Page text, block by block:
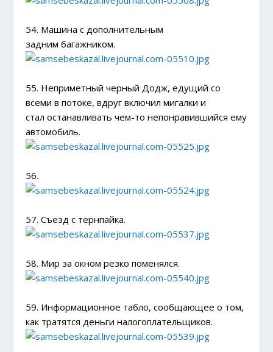
54. Машина с дополнительным
задним багажником.
55. Неприметный черный Додж, едущий со
всеми в потоке, вдруг включил мигалки и
стал останавливать чем-то непонравившийся ему
автомобиль.
56.
57. Съезд с тернпайка.
58. Мир за окном резко поменялся.
59. Информационное табло, сообщающее о том,
как тратятся деньги налогоплательщиков.